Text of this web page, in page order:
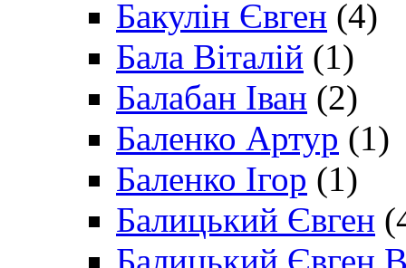
Бакулін Євген (4)
Бала Віталій (1)
Балабан Іван (2)
Баленко Артур (1)
Баленко Ігор (1)
Балицький Євген
Балицький Євген